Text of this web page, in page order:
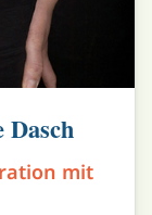
mit